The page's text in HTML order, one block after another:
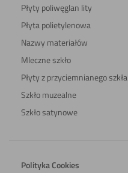
Płyty poliwęglan lity
Płyta polietylenowa
Nazwy materiałów
Mleczne szkło
Płyty z przyciemnianego szkła
Szkło muzealne
Szkło satynowe
Polityka Cookies